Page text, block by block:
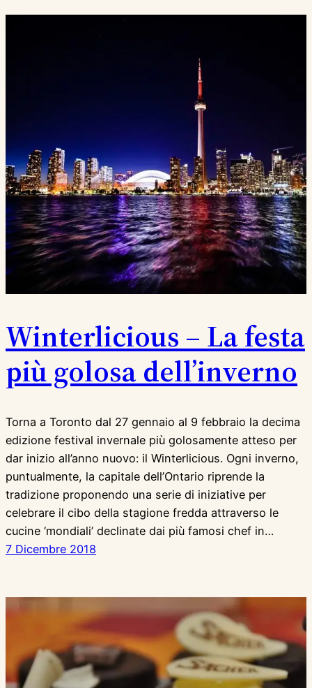
Winterlicious – La festa
più golosa dell’inverno
Torna a Toronto dal 27 gennaio al 9 febbraio la decima
edizione festival invernale più golosamente atteso per
dar inizio all’anno nuovo: il Winterlicious. Ogni inverno,
puntualmente, la capitale dell’Ontario riprende la
tradizione proponendo una serie di iniziative per
celebrare il cibo della stagione fredda attraverso le
cucine ‘mondiali’ declinate dai più famosi chef in…
7 Dicembre 2018